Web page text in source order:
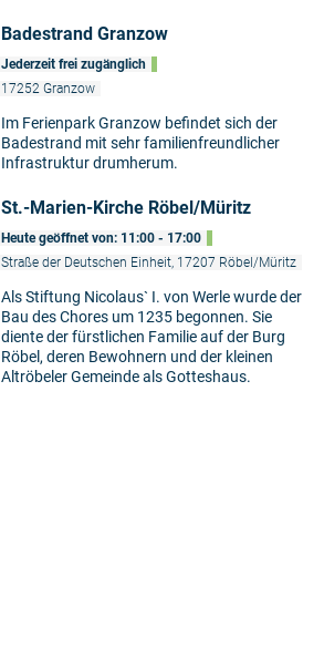
Badestrand Granzow
Jederzeit frei zugänglich
17252 Granzow
Im Ferienpark Granzow befindet sich der
Badestrand mit sehr familienfreundlicher
Infrastruktur drumherum.
St.-Marien-Kirche Röbel/Müritz
Heute geöffnet von: 11:00 - 17:00
Straße der Deutschen Einheit, 17207 Röbel/Müritz
Als Stiftung Nicolaus` I. von Werle wurde der
Bau des Chores um 1235 begonnen. Sie
diente der fürstlichen Familie auf der Burg
Röbel, deren Bewohnern und der kleinen
Altröbeler Gemeinde als Gotteshaus.